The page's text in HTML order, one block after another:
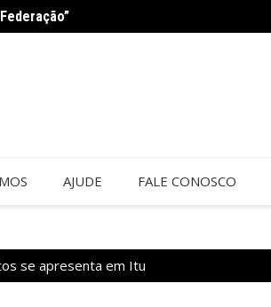
AJUDE FALE CONOSCO
se apresenta em Itu